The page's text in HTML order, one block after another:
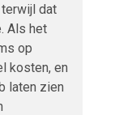
dat
Als het
op
kosten, en
laten zien